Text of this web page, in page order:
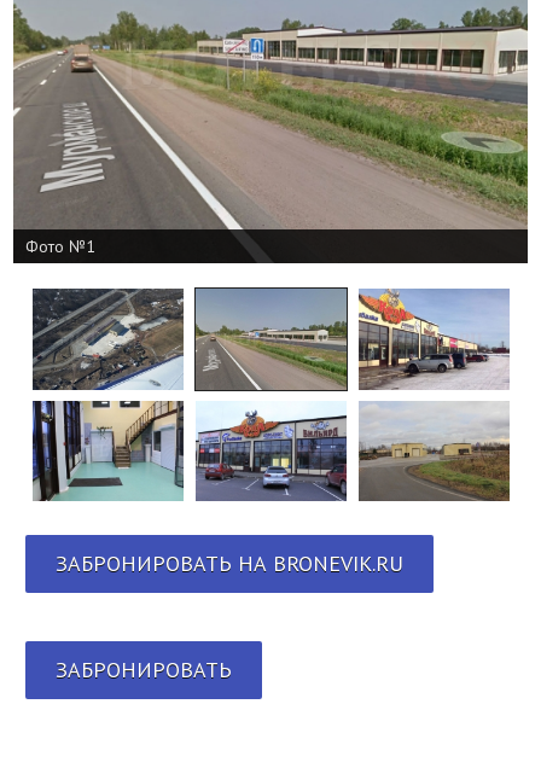
Фото №1
ЗАБРОНИРОВАТЬ НА BRONEVIK.RU
ЗАБРОНИРОВАТЬ